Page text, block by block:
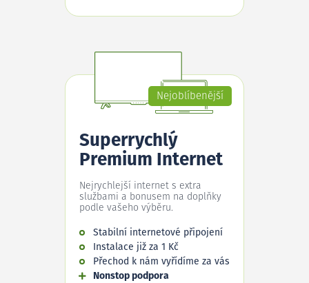
Nejoblíbenější
Superrychlý
Premium Internet
Nejrychlejší internet s extra
službami a bonusem na doplňky
podle vašeho výběru.
Stabilní internetové připojení
Instalace již za 1 Kč
Přechod k nám vyřídíme za vás
Nonstop podpora